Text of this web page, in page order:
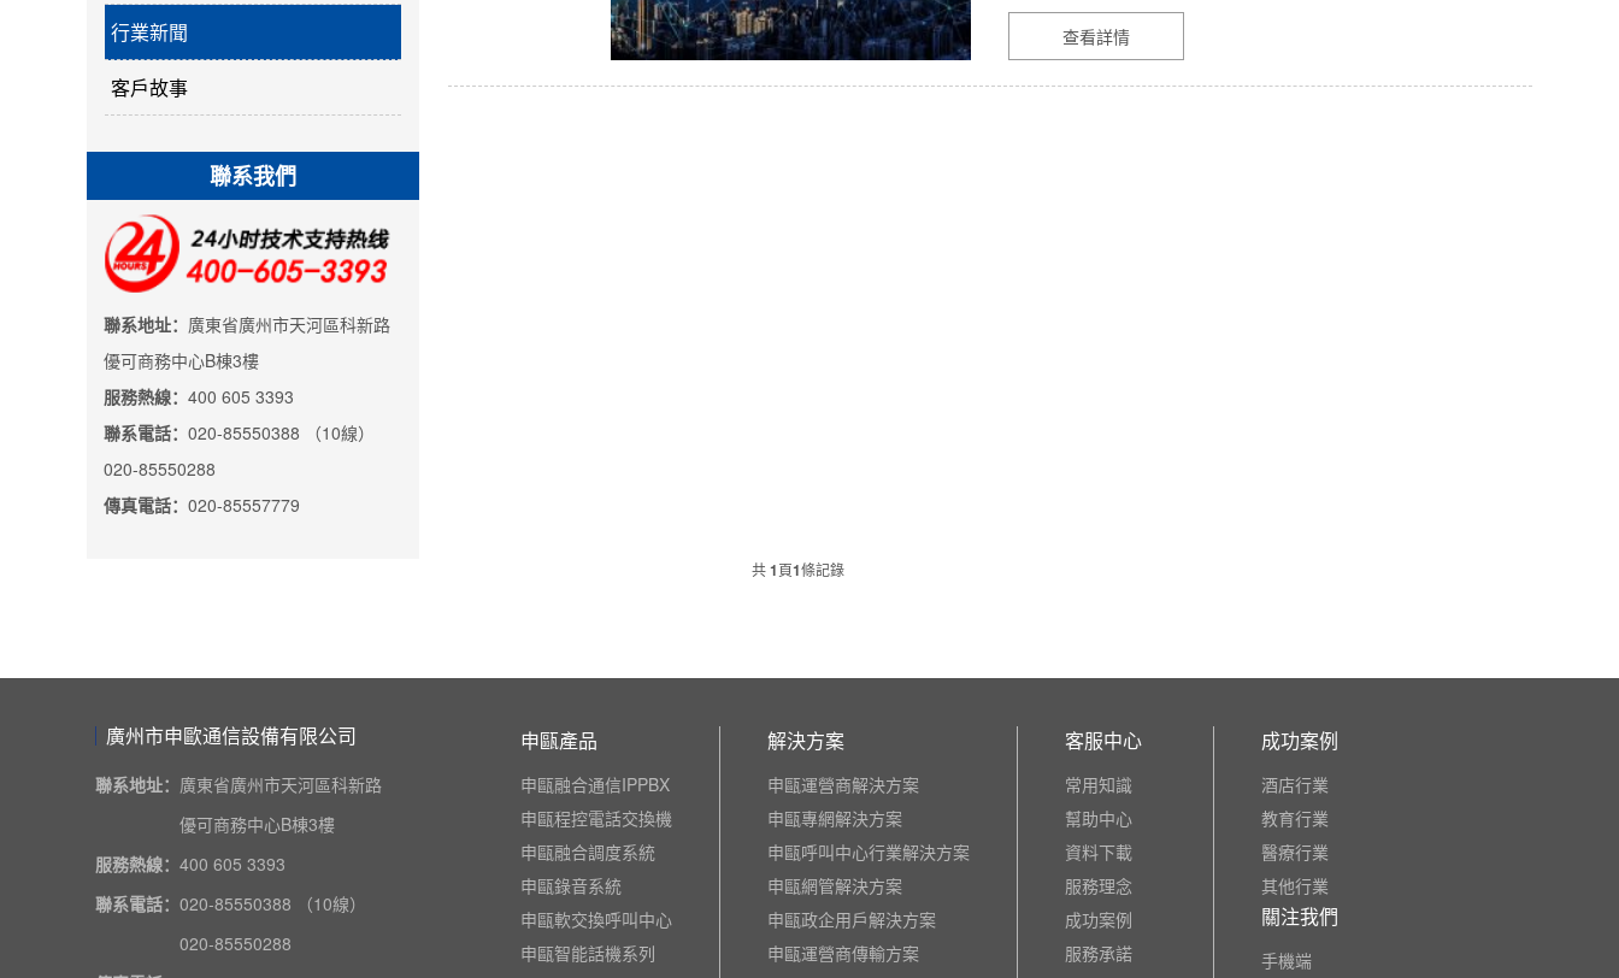
行業新聞
客戶故事
聯系我們
聯系地址： 廣東省廣州市天河區科新路
優可商務中心B棟3樓
服務熱線： 400 605 3393
聯系電話： 020-85550388 （10線）
020-85550288
傳真電話： 020-85557779
查看詳情
共1頁1條記錄
廣州市申歐通信設備有限公司
聯系地址： 廣東省廣州市天河區科新路
優可商務中心B棟3樓
服務熱線： 400 605 3393
聯系電話： 020-85550388 （10線）
020-85550288
申甌產品
申甌融合通信IPPBX
申甌程控電話交換機
申甌融合調度系統
申甌錄音系統
申甌軟交換呼叫中心
申甌智能話機系列
解決方案
申甌運營商解決方案
申甌專網解決方案
申甌呼叫中心行業解決方案
申甌網管解決方案
申甌政企用戶解決方案
申甌運營商傳輸方案
客服中心
常用知識
幫助中心
資料下載
服務理念
成功案例
服務承諾
成功案例
酒店行業
教育行業
醫療行業
其他行業
關注我們
手機端